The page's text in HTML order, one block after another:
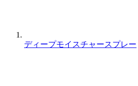
ディープモイスチャースプレー